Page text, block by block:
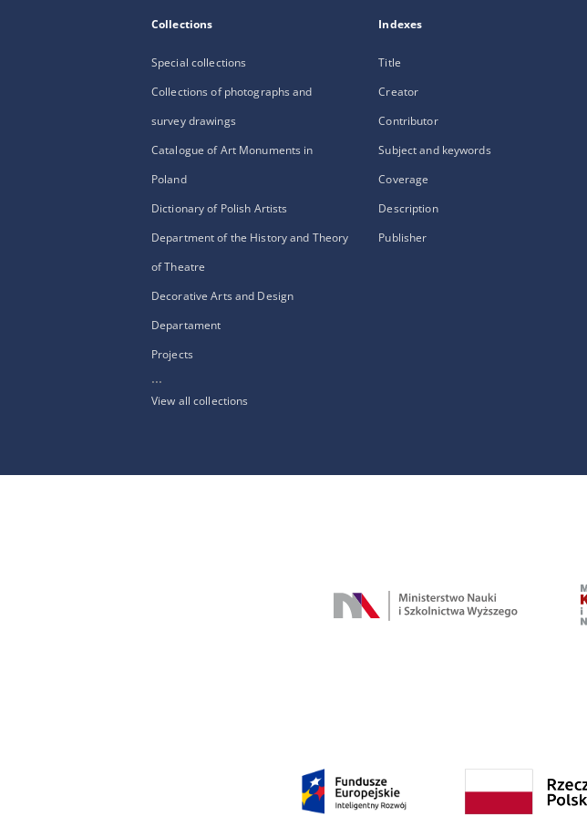
Collections
Special collections
Collections of photographs and
survey drawings
Catalogue of Art Monuments in
Poland
Dictionary of Polish Artists
Department of the History and Theory
of Theatre
Decorative Arts and Design
Departament
Projects
...
View all collections
Indexes
Title
Creator
Contributor
Subject and keywords
Coverage
Description
Publisher